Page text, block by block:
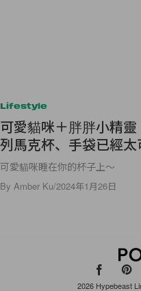
Lifestyle
可愛貓咪＋胖胖小精
列馬克杯、手袋已經太
可愛貓咪睡在你的杯子上～
By Amber Ku/2024年1月26日
2026 Hypebeast